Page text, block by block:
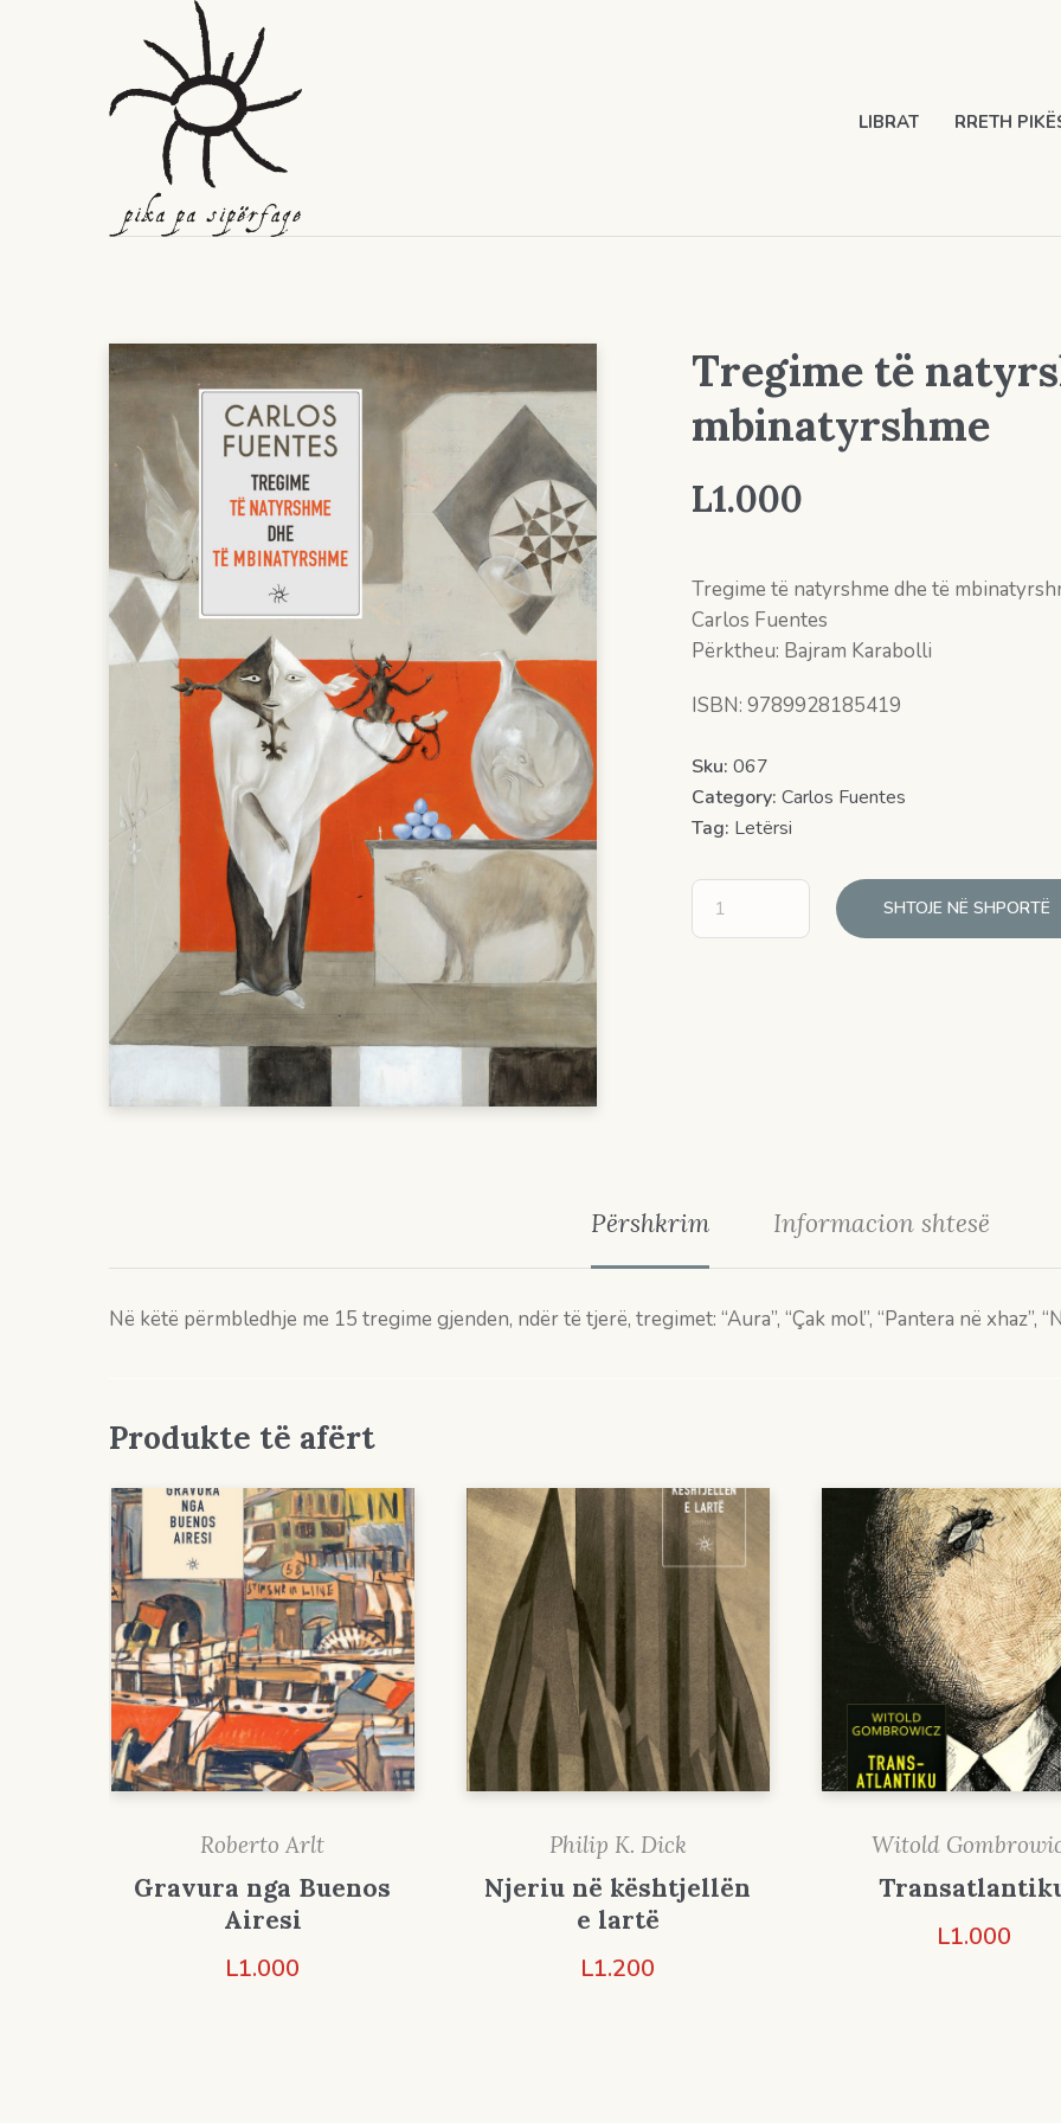
LIBRAT RRETH
Tregime të
mbinatyrshme
L1.000
Tregime të natyrshme dhe të
Carlos Fuentes
Përktheu: Bajram Karabolli
ISBN: 9789928185419
Sku: 067
Category: Carlos Fuentes
Tag: Letërsi
SHTOJE NË SHPORTË
Përshkrim Informacion shtesë
Në këtë përmbledhje me 15 tregime gjenden, ndër të tjerë, tregimet: “Aura”, “Çak mol”, “Pantera në xhaz”,
Produkte të afërt
Roberto Arlt
Gravura nga Buenos
Airesi
L1.000
Philip K. Dick
Njeriu në kështjellën
e lartë
L1.200
Witold
L1.000